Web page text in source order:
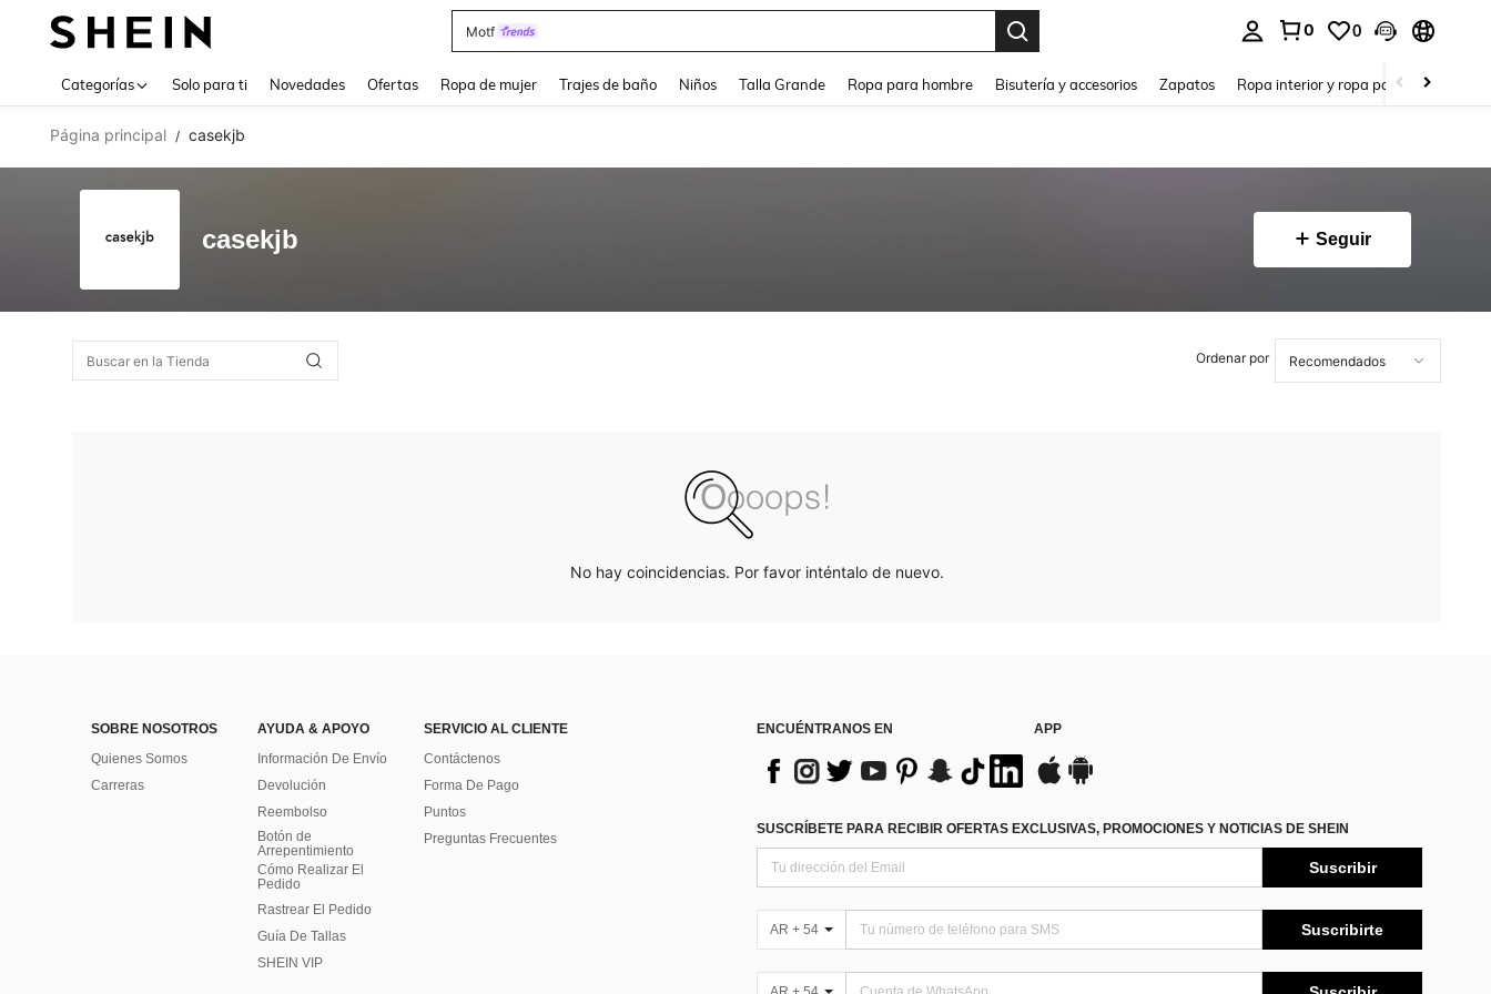
Motf
0 0
Categorías Solo para ti Novedades Ofertas Ropa de mujer Trajes de baño Niños Talla Grande Ropa para hombre Bisutería y accesorios Zapatos Ropa interior y ropa para dormir
Página principal / casekjb
casekjb Seguir
Ordenar por
No hay coincidencias. Por favor inténtalo de nuevo.
SOBRE NOSOTROS
Quienes Somos
Carreras
AYUDA & APOYO
Información De Envío
Devolución
Reembolso
Botón de
Arrepentimiento
Cómo Realizar El
Pedido
Rastrear El Pedido
Guía De Tallas
SHEIN VIP
SERVICIO AL CLIENTE
Contáctenos
Forma De Pago
Puntos
Preguntas Frecuentes
ENCUÉNTRANOS EN APP
SUSCRÍBETE PARA RECIBIR OFERTAS EXCLUSIVAS, PROMOCIONES Y NOTICIAS DE SHEIN
Suscribir
AR + 54 Suscribirte